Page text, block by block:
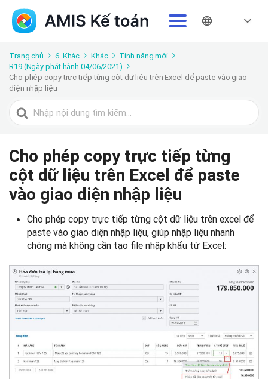
Trang chủ 6. Khác Khác
Tính năng mới
R19 (Ngày phát hành 04/06/2021)
Cho phép copy trực tiếp từng cột dữ liệu trên Excel để paste vào giao
diện nhập liệu
Tìm
kiếm
Cho phép copy trực tiếp từng
cột dữ liệu trên Excel để paste
vào giao diện nhập liệu
Cho phép copy trực tiếp từng cột dữ liệu trên excel để
paste vào giao diện nhập liệu, giúp nhập liệu nhanh
chóng mà không cần tạo file nhập khẩu từ Excel: